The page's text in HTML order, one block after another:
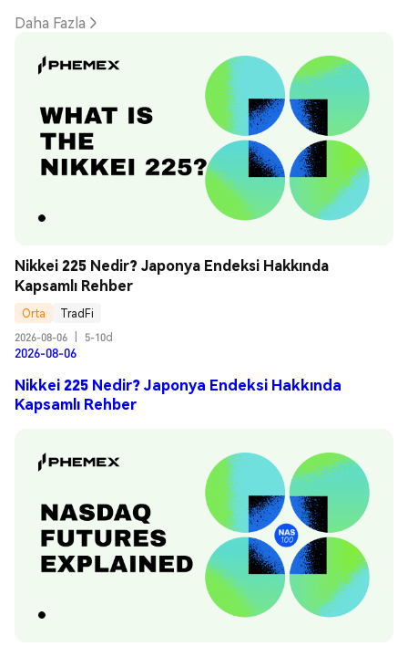
Daha Fazla
Nikkei 225 Nedir? Japonya Endeksi Hakkında
Kapsamlı Rehber
Orta
TradFi
2026-08-06
5-10d
2026-08-06
Nikkei 225 Nedir? Japonya Endeksi Hakkında
Kapsamlı Rehber